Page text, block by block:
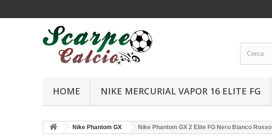
HOME NIKE MERCURIAL VAPOR 16 ELITE FG
Nike Phantom GX Nike Phantom GX 2 Elite FG Nero Bianco Rosso